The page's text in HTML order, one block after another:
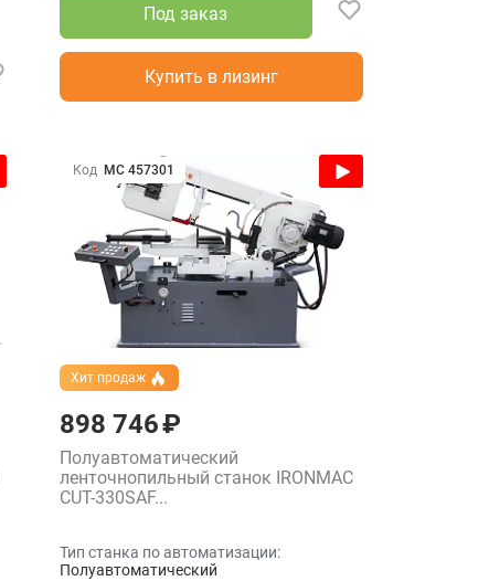
Под заказ
Купить в лизинг
Хит продаж
898 746 ₽
Полуавтоматический
ленточнопильный станок IRONMAC
CUT-330SAF...
Тип станка по автоматизации:
Полуавтоматический
Код МС 457301